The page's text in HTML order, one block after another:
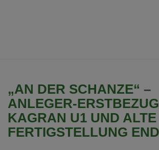
„AN DER SCHANZE“ –
ANLEGER-
KAGRAN U1 UND
FERTIGSTELLUNG